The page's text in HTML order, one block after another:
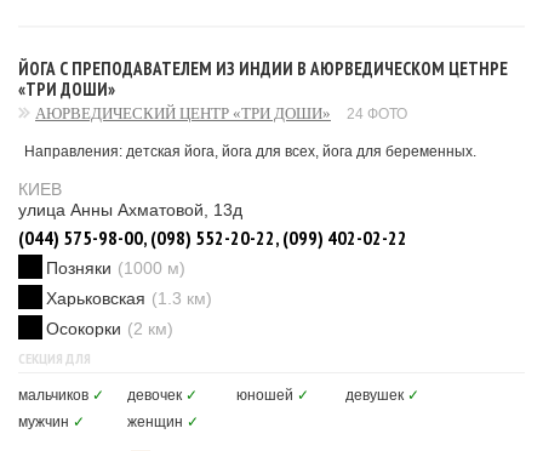
ЙОГА С ПРЕПОДАВАТЕЛЕМ ИЗ ИНДИИ В АЮРВЕДИЧЕСКОМ ЦЕТНРЕ
«ТРИ ДОШИ»
АЮРВЕДИЧЕСКИЙ ЦЕНТР «ТРИ ДОШИ» 24 ФОТО
Направления: детская йога, йога для всех, йога для беременных.
КИЕВ
улица Анны Ахматовой, 13д
(044) 575-98-00, (098) 552-20-22, (099) 402-02-22
Позняки (1000 м)
Харьковская (1.3 км)
Осокорки (2 км)
СЕКЦИЯ ДЛЯ
мальчиков ✓ девочек ✓ юношей ✓ девушек ✓
мужчин ✓ женщин ✓